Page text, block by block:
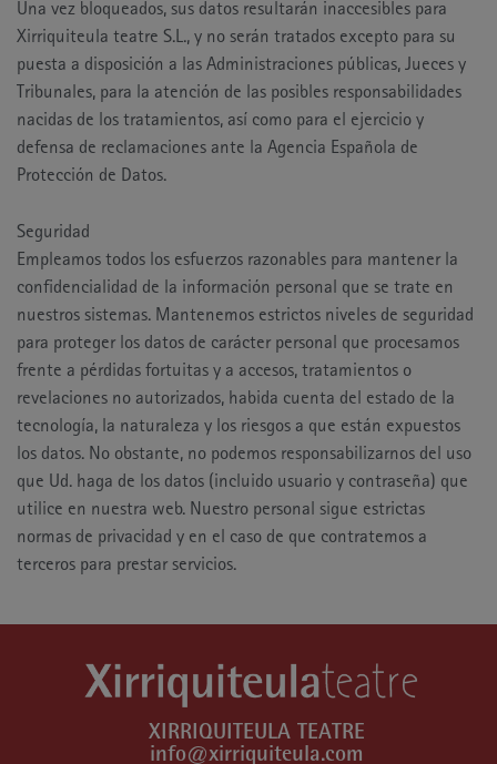
Una vez bloqueados, sus datos resultarán inaccesibles para
Xirriquiteula teatre S.L., y no serán tratados excepto para su
puesta a disposición a las Administraciones públicas, Jueces y
Tribunales, para la atención de las posibles responsabilidades
nacidas de los tratamientos, así como para el ejercicio y
defensa de reclamaciones ante la Agencia Española de
Protección de Datos.
Seguridad
Empleamos todos los esfuerzos razonables para mantener la
confidencialidad de la información personal que se trate en
nuestros sistemas. Mantenemos estrictos niveles de seguridad
para proteger los datos de carácter personal que procesamos
frente a pérdidas fortuitas y a accesos, tratamientos o
revelaciones no autorizados, habida cuenta del estado de la
tecnología, la naturaleza y los riesgos a que están expuestos
los datos. No obstante, no podemos responsabilizarnos del uso
que Ud. haga de los datos (incluido usuario y contraseña) que
utilice en nuestra web. Nuestro personal sigue estrictas
normas de privacidad y en el caso de que contratemos a
terceros para prestar servicios.
XIRRIQUITEULA TEATRE
info@xirriquiteula.com